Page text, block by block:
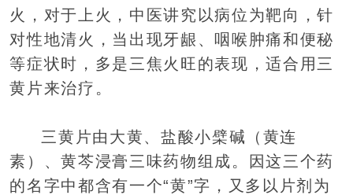
火，对于上火，中医讲究以病位为靶向，针
对性地清火，当出现牙龈、咽喉肿痛和便秘
等症状时，多是三焦火旺的表现，适合用三
黄片来治疗。
三黄片由大黄、盐酸小檗碱（黄连
素）、黄芩浸膏三味药物组成。因这三个药
的名字中都含有一个“黄”字，又多以片剂为